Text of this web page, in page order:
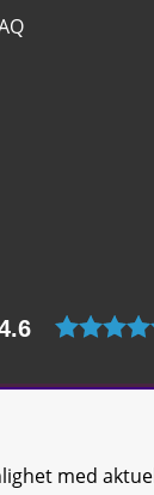
AB |Kontakta
med